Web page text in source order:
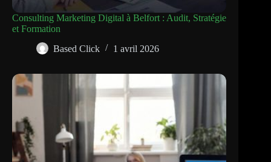
Consulting Marketing Digital à Belfort : Audit, Stratégie
et Formation
Based Click
1 avril 2026